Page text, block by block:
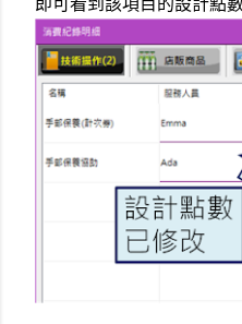
即可看到該項目的設計點